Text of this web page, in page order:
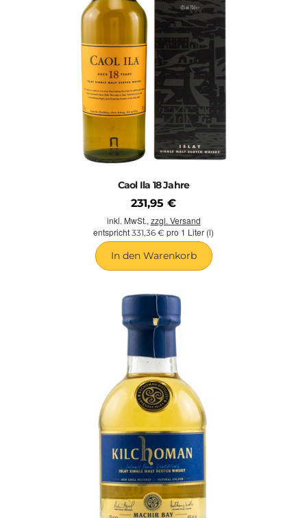
Caol Ila 18 Jahre
231,95 €
inkl. MwSt., zzgl. Versand
entspricht 331,36 € pro 1 Liter (l)
In den Warenkorb